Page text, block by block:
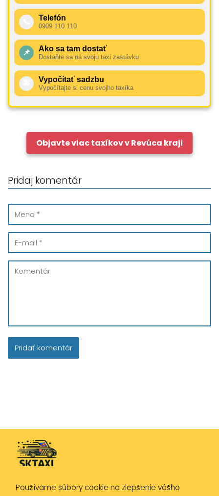
Telefón
0909 110 110
📌 Ako sa tam dostať
Dostaňte sa na svoju taxi zastávku
Vypočítať sadzbu
Vypočítajte si cenu svojho taxíka
Objavte viac taxíkov v Revúca kraji
Pridaj komentár
Používame súbory cookie na zlepšenie vášho